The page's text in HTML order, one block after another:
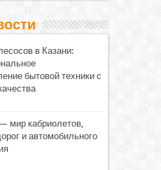
в Казани:
бытовой техники с
мир кабриолетов,
и автомобильного